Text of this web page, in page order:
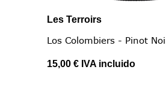
Les Terroirs
Los Colombiers - Pinot
15,00 € IVA incluido